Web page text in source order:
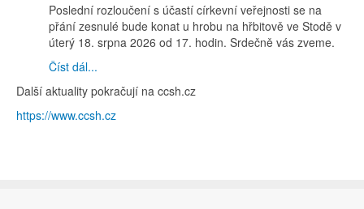
Poslední rozloučení s účastí církevní veřejnosti se na
přání zesnulé bude konat u hrobu na hřbitově ve Stodě v
úterý 18. srpna 2026 od 17. hodin. Srdečně vás zveme.
Číst dál...
Další aktuality pokračují na ccsh.cz
https://www.ccsh.cz